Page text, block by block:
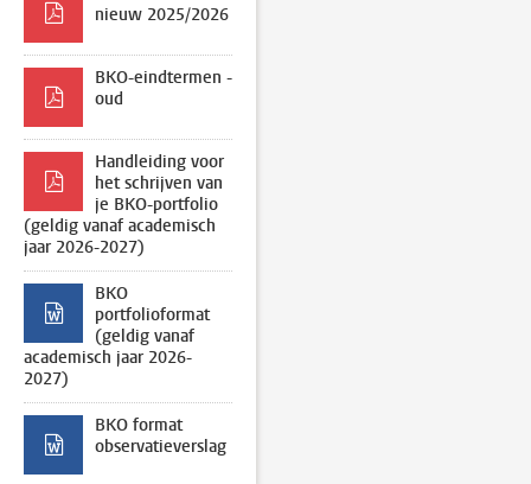
nieuw 2025/2026
BKO-eindtermen -
oud
Handleiding voor
het schrijven van
je BKO-portfolio
(geldig vanaf academisch
jaar 2026-2027)
BKO
portfolioformat
(geldig vanaf
academisch jaar 2026-
2027)
BKO format
observatieverslag